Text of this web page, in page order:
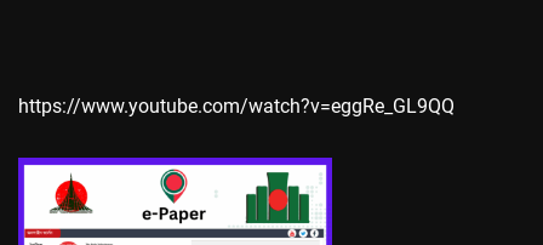
https://www.youtube.com/watch?v=eggRe_GL9QQ